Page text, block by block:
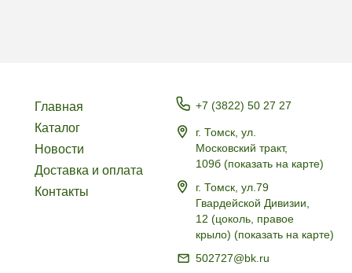
Главная
Каталог
Новости
Доставка и оплата
Контакты
+7 (3822) 50 27 27
г. Томск, ул.
Московский тракт,
109б (показать на карте)
г. Томск, ул.79
Гвардейской Дивизии,
12 (цоколь, правое
крыло) (показать на карте)
502727@bk.ru